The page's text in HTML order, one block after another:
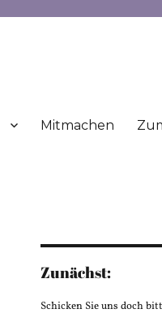
Mitmachen
Zunächst:
Schicken Sie uns doch